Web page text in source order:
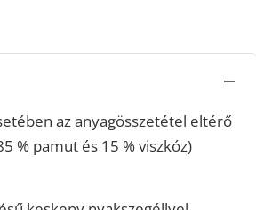
az anyagösszetétel eltérő
% pamut és 15 % viszkóz)